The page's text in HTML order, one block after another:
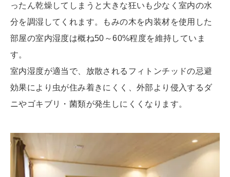
ったん乾燥してしまうと大きな狂いも少なく室内の水
分を調湿してくれます。もみの木を内装材を使用した
部屋の室内湿度は概ね50～60%程度を維持していま
す。
室内湿度が適当で、放散されるフィトンチッドの忌避
効果により虫が住み着きにくく、外部より侵入するダ
ニやゴキブリ・菌類が発生しにくくなります。